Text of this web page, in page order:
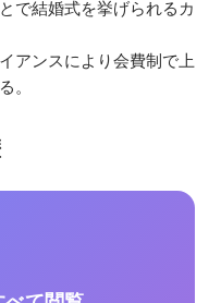
で結婚式を挙げられるカ
アンスにより会費制で上
。